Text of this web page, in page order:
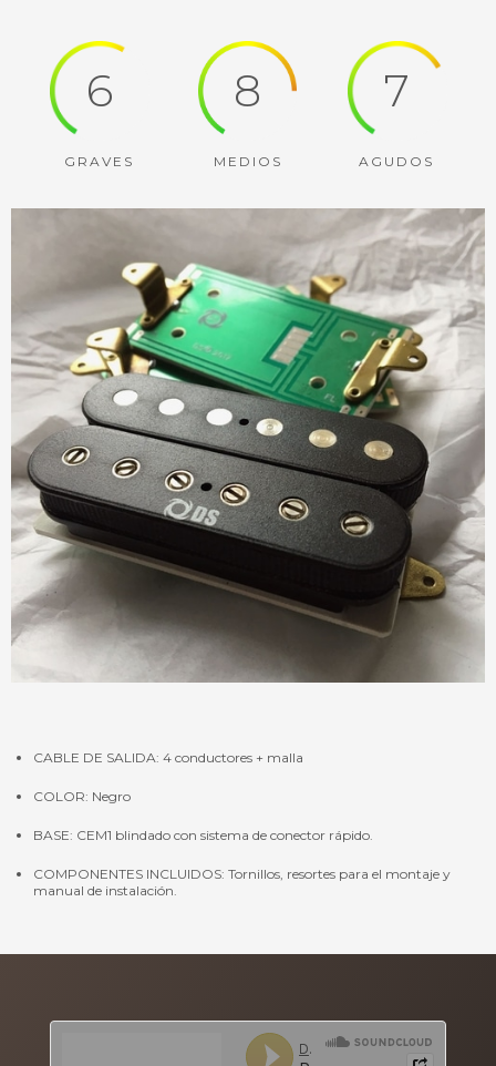
6
GRAVES
8
MEDIOS
7
AGUDOS
CABLE DE SALIDA: 4 conductores + malla
COLOR: Negro
BASE: CEM1 blindado con sistema de conector rápido.
COMPONENTES INCLUIDOS: Tornillos, resortes para el montaje y
manual de instalación.